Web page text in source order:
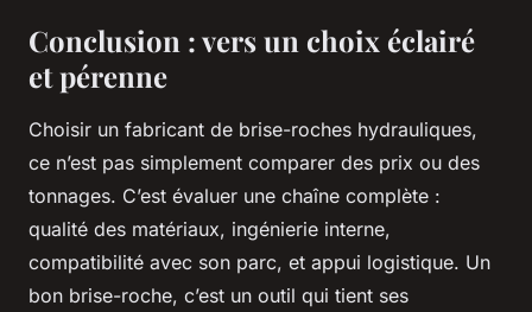
Conclusion : vers un choix éclairé
et pérenne
Choisir un fabricant de brise-roches hydrauliques,
ce n’est pas simplement comparer des prix ou des
tonnages. C’est évaluer une chaîne complète :
qualité des matériaux, ingénierie interne,
compatibilité avec son parc, et appui logistique. Un
bon brise-roche, c’est un outil qui tient ses